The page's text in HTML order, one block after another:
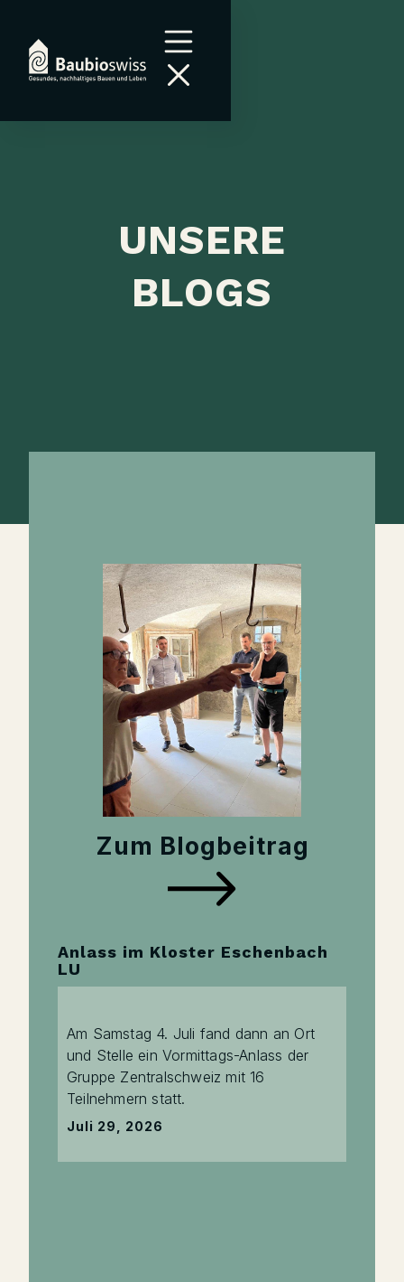
UNSERE
BLOGS
Zum Blogbeitrag
Anlass im Kloster Eschenbach
LU
Am Samstag 4. Juli fand dann an Ort
und Stelle ein Vormittags-Anlass der
Gruppe Zentralschweiz mit 16
Teilnehmern statt.
Juli 29, 2026